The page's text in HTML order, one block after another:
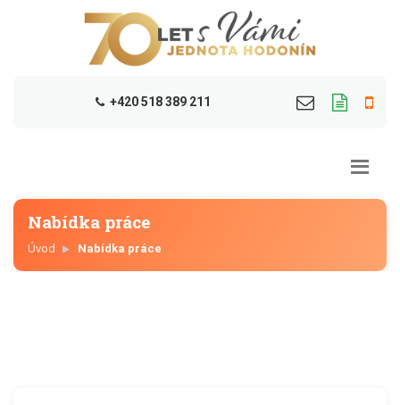
+420 518 389 211
Nabídka práce
Úvod Nabídka práce